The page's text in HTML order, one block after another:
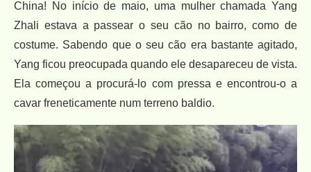
China! No início de maio, uma mulher chamada Yang
Zhali estava a passear o seu cão no bairro, como de
costume. Sabendo que o seu cão era bastante agitado,
Yang ficou preocupada quando ele desapareceu de vista.
Ela começou a procurá-lo com pressa e encontrou-o a
cavar freneticamente num terreno baldio.